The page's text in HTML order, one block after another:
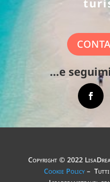
…e
Copyright © 2022
Cookie Policy– Tutti